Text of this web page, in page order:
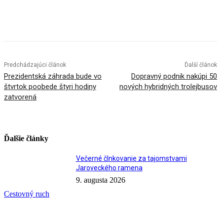
Predchádzajúci článok
Prezidentská záhrada bude vo
štvrtok poobede štyri hodiny
zatvorená
Ďalší článok
Dopravný podnik nakúpi 50
nových hybridných trolejbusov
Ďalšie články
Cestovný ruch
Večerné člnkovanie za tajomstvami
Jaroveckého ramena
9. augusta 2026